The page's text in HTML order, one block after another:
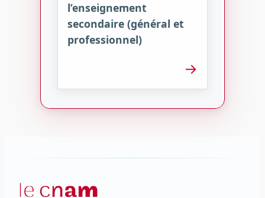
l’enseignement
secondaire (général et
professionnel)
→